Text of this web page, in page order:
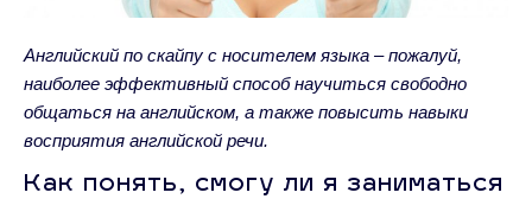
Английский по скайпу с носителем языка – пожалуй,
наиболее эффективный способ научиться свободно
общаться на английском, а также повысить навыки
восприятия английской речи.
Как понять, смогу ли я заниматься